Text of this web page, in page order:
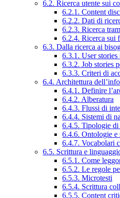
6.2. Ricerca utente sui
6.2.1. Content
6.2.2. Dati di
6.2.3. Ricerca
6.2.4. Ricerca sui
6.3. Dalla ricerca ai
6.3.1. User
6.3.2. Job stories
6.3.3. Criteri di
6.4. Architettura
6.4.1. Definire
6.4.2. Alberatura
6.4.3. Flussi di
6.4.4. Sistemi di
6.4.5. Tipologie di
6.4.6. Ontologie e
6.4.7. Vocabolari
6.5. Scrittura e
6.5.1. Come
6.5.2. Le regole
6.5.3. Microtesti
6.5.4. Scrittura
6.5.5. Content